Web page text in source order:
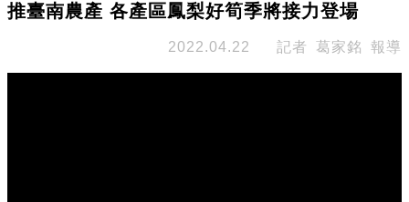
推臺南農產 各產區鳳梨好筍季將接力登場
2022.04.22 記者 葛家銘 報導